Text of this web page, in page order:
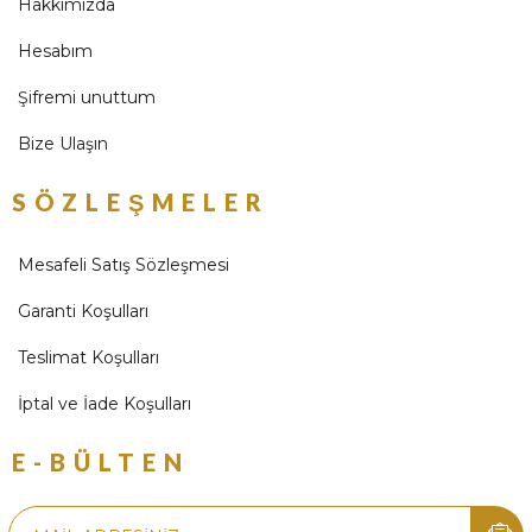
Hakkımızda
Hesabım
Şifremi unuttum
Bize Ulaşın
SÖZLEŞMELER
Mesafeli Satış Sözleşmesi
Garanti Koşulları
Teslimat Koşulları
İptal ve İade Koşulları
E-BÜLTEN